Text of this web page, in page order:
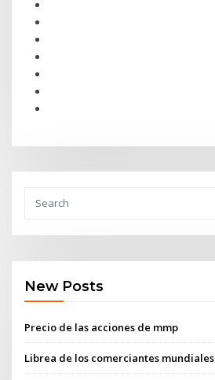
New Posts
Precio de las acciones de mmp
Librea de los comerciantes mundiales